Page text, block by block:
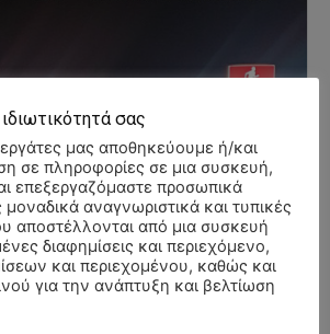
σας
μας αποθηκεύουμε ή/και
σε πληροφορίες σε μια συσκευή,
επεξεργαζόμαστε προσωπικά
αναγνωριστικά και τυπικές
αποστέλλονται από μια συσκευή
διαφημίσεις και περιεχόμενο,
και περιεχομένου, καθώς και
για την ανάπτυξη και βελτίωση